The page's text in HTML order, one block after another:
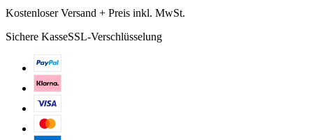
Kostenloser Versand + Preis inkl. MwSt.
Sichere KasseSSL-Verschlüsselung